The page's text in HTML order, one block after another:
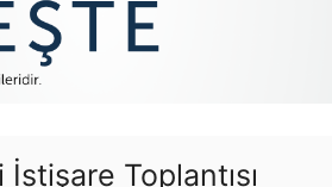
Toplantısı